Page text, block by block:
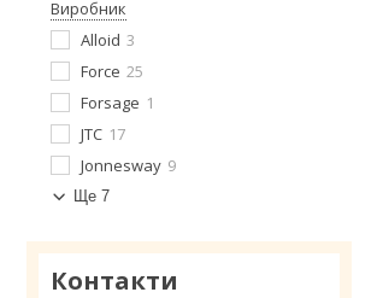
Виробник
Alloid 3
Force 25
Forsage 1
JTC 17
Jonnesway 9
Ще 7
Контакти